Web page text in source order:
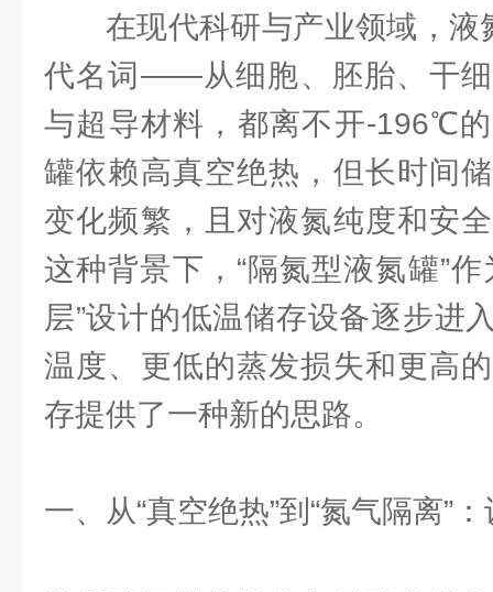
在现代科研与产业领域，液
代名词——从细胞、胚胎、干
与超导材料，都离不开-196℃
罐依赖高真空绝热，但长时间
变化频繁，且对液氮纯度和安
这种背景下，“隔氮型液氮罐”
层”设计的低温储存设备逐步进
温度、更低的蒸发损失和更高
存提供了一种新的思路。
一、从“真空绝热”到“氮气隔离”